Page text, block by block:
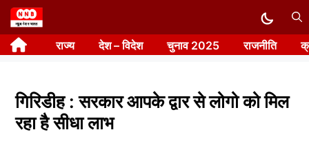
Skip
to
content राज्य देश – विदेश चुनाव 2025 राजनीति
गिरिडीह : सरकार आपके द्वार से लोगो को मिल
रहा है सीधा लाभ